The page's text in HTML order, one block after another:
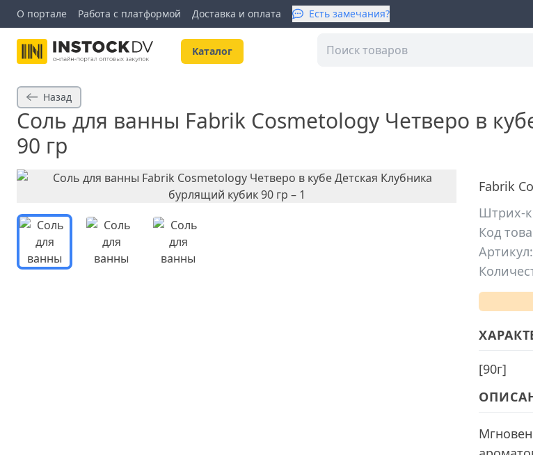
О портале Работа с платформой Доставка и оплата Есть замечания?
Kаталог
Назад
Соль для ванны Fabrik Cosmetology Четверо в
90 гр
Fabrik
Штрих-
Код
Артикул:
[90г]